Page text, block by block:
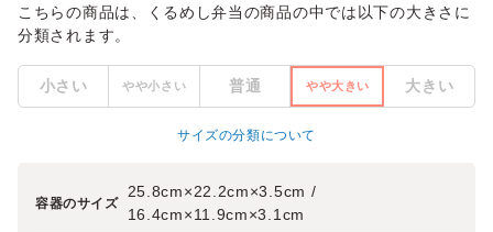
こちらの商品は、くるめし弁当の商品の中では以下の大きさに
分類されます。
小さい やや小さい 普通 やや大きい 大きい
サイズの分類について
容器のサイズ
25.8cm×22.2cm×3.5cm /
16.4cm×11.9cm×3.1cm